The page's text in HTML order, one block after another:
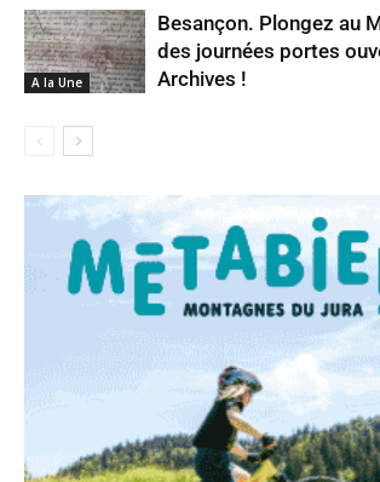
A la Une
Besançon. Plongez au
des journées portes
Archives !